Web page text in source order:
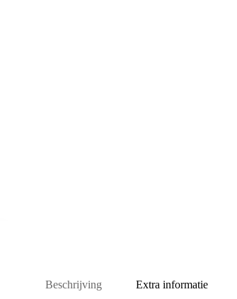
Beschrijving Extra informatie